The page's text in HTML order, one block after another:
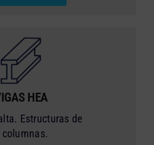
HEA
Estructuras de